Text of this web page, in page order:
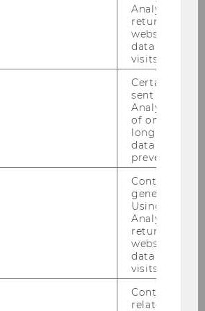
der Festschrift anl. des
von Prof. Helmut Loukota
NYU
Abendveranstaltung mit
Dr. Richard Beck am 10. März
goldenen Ehrenzeichens
von Prof. Blankart
in Vienna Jan 7th to 10 2005
Analytics can
returning
website and
data from
visits.
Certain data
sent to
Analytics a
of once per
long as it is
data
prevented.
Contains a
generated
Using this
Analytics can
returning
website and
data from
visits.
Contains
related